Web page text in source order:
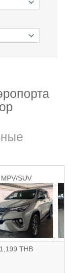
MPV/SUV
1,199 THB